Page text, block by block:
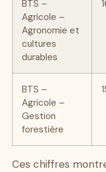
BTS –
Agricole –
Agronomie et
cultures
durables
BTS –
Agricole –
Gestion
forestière
Ces chiffres